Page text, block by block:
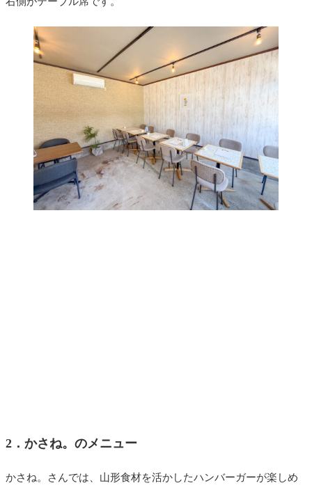
2．かさね。のメニュー
かさね。さんでは、山形食材を活かしたハンバーガーが楽しめ